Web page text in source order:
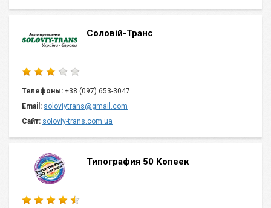
Соловій-Транс
Телефоны: +38 (097) 653-3047
Email: soloviytrans@gmail.com
Сайт: soloviy-trans.com.ua
Типография 50 Копеек